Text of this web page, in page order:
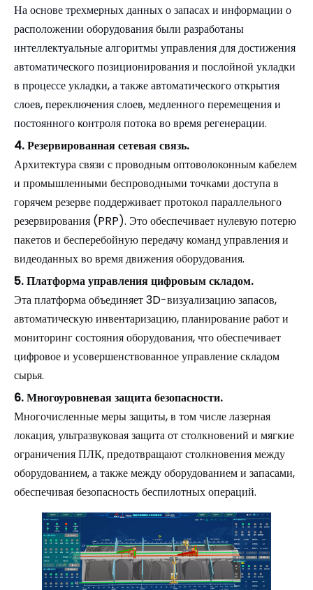
На основе трехмерных данных о запасах и информации о
расположении оборудования были разработаны
интеллектуальные алгоритмы управления для достижения
автоматического позиционирования и послойной укладки
в процессе укладки, а также автоматического открытия
слоев, переключения слоев, медленного перемещения и
постоянного контроля потока во время регенерации.
4. Резервированная сетевая связь.
Архитектура связи с проводным оптоволоконным кабелем
и промышленными беспроводными точками доступа в
горячем резерве поддерживает протокол параллельного
резервирования (PRP). Это обеспечивает нулевую потерю
пакетов и бесперебойную передачу команд управления и
видеоданных во время движения оборудования.
5. Платформа управления цифровым складом.
Эта платформа объединяет 3D-визуализацию запасов,
автоматическую инвентаризацию, планирование работ и
мониторинг состояния оборудования, что обеспечивает
цифровое и усовершенствованное управление складом
сырья.
6. Многоуровневая защита безопасности.
Многочисленные меры защиты, в том числе лазерная
локация, ультразвуковая защита от столкновений и мягкие
ограничения ПЛК, предотвращают столкновения между
оборудованием, а также между оборудованием и запасами,
обеспечивая безопасность беспилотных операций.